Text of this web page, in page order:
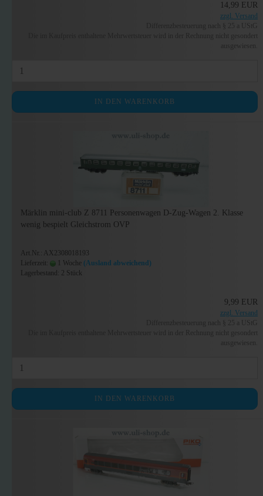
14,99 EUR
zzgl. Versand
Differenzbesteuerung nach § 25 a UStG
Die im Kaufpreis enthaltene Mehrwertsteuer wird in der Rechnung nicht gesondert
ausgewiesen.
IN DEN WARENKORB
Märklin mini-club Z 8711 Personenwagen D-Zug-Wagen 2. Klasse
wenig bespielt Gleichstrom OVP
Art.Nr.: AX2308018193
Lieferzeit:
1 Woche (Ausland abweichend)
Lagerbestand: 2 Stück
9,99 EUR
zzgl. Versand
Differenzbesteuerung nach § 25 a UStG
Die im Kaufpreis enthaltene Mehrwertsteuer wird in der Rechnung nicht gesondert
ausgewiesen.
IN DEN WARENKORB